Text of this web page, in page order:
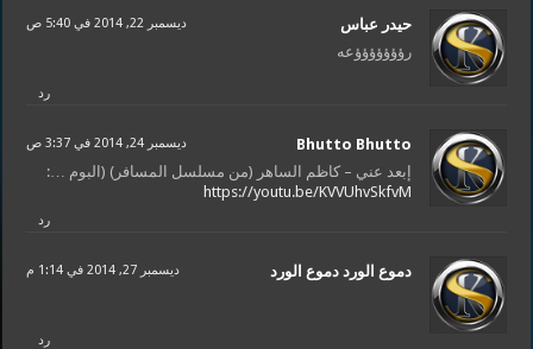
حيدر عباس ديسمبر 22, 2014 في 5:40 ص
رؤؤؤؤؤؤؤعه
رد
Bhutto Bhutto ديسمبر 24, 2014 في 3:37 ص
إبعد عني – كاظم الساهر (من مسلسل المسافر) (البوم …:
https://youtu.be/KVVUhvSkfvM
رد
دموع الورد دموع الورد ديسمبر 27, 2014 في 1:14 م
رد